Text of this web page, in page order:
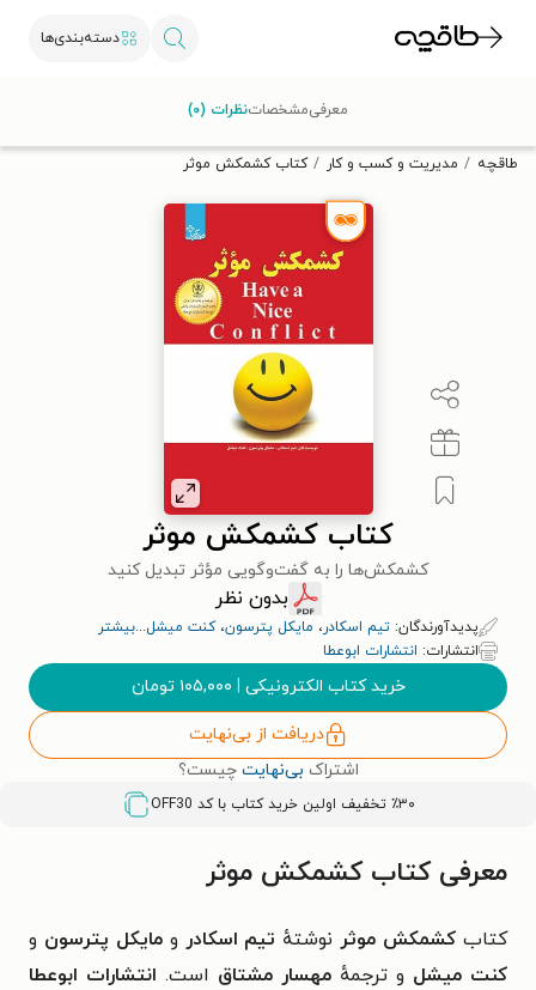
دسته‌بندی‌ها
تخفیف از طاقچه دریافت کن.
طاقچه مدیریت و کسب و کار کتاب کشمکش موثر
کتاب کشمکش موثر
کشمکش‌ها را به گفت‌وگویی مؤثر تبدیل کنید
بدون نظر
پدیدآورندگان: تیم اسکادر، مایکل پترسون،کنت میشل...بیشتر
انتشارات: انتشارات ابوعطا
خرید کتاب الکترونیکی | ۱۰۵,۰۰۰ تومان
دریافت از بی‌نهایت
اشتراک بی‌نهایت چیست؟
٪۳۰ تخفیف اولین خرید کتاب با کد OFF30
معرفیمشخصاتنظرات (۰)
معرفی کتاب کشمکش موثر
کتاب کشمکش موثر نوشتهٔ تیم اسکادر ومایکل پترسون و
کنت میشل و ترجمهٔ مهسار مشتاق است. انتشارات ابوعطا